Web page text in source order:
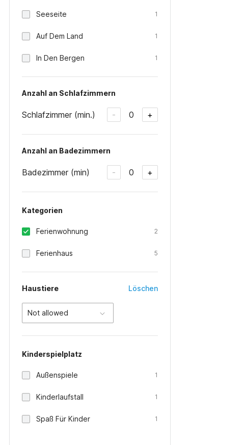
Seeseite 1
Auf Dem Land 1
In Den Bergen 1
Anzahl an Schlafzimmern
Schlafzimmer (min.) - 0 +
Anzahl an Badezimmern
Badezimmer (min) - 0 +
Kategorien
Ferienwohnung 2
Ferienhaus 5
Haustiere Löschen
Not allowed
Kinderspielplatz
Außenspiele 1
Kinderlaufstall 1
Spaß Für Kinder 1